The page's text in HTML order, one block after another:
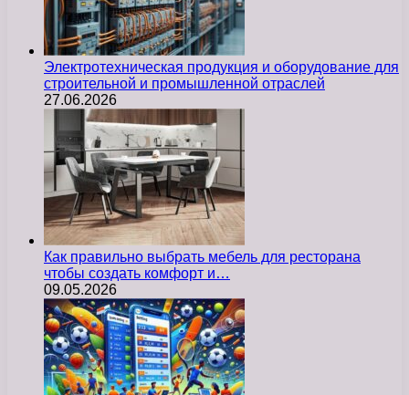
Электротехническая продукция и оборудование для
строительной и промышленной отраслей
27.06.2026
Как правильно выбрать мебель для ресторана
чтобы создать комфорт и…
09.05.2026